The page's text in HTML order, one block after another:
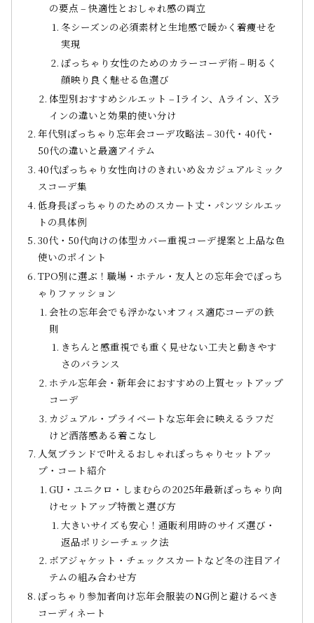
の要点 – 快適性とおしゃれ感の両立
冬シーズンの必須素材と生地感で暖かく着痩せを
実現
ぽっちゃり女性のためのカラーコーデ術 – 明るく
顔映り良く魅せる色選び
体型別おすすめシルエット – Iライン、Aライン、Xラ
インの違いと効果的使い分け
年代別ぽっちゃり忘年会コーデ攻略法 – 30代・40代・
50代の違いと最適アイテム
40代ぽっちゃり女性向けのきれいめ＆カジュアルミック
スコーデ集
低身長ぽっちゃりのためのスカート丈・パンツシルエッ
トの具体例
30代・50代向けの体型カバー重視コーデ提案と上品な色
使いのポイント
TPO別に選ぶ！職場・ホテル・友人との忘年会でぽっち
ゃりファッション
会社の忘年会でも浮かないオフィス適応コーデの鉄
則
きちんと感重視でも重く見せない工夫と動きやす
さのバランス
ホテル忘年会・新年会におすすめの上質セットアップ
コーデ
カジュアル・プライベートな忘年会に映えるラフだ
けど洒落感ある着こなし
人気ブランドで叶えるおしゃれぽっちゃりセットアッ
プ・コート紹介
GU・ユニクロ・しまむらの2025年最新ぽっちゃり向
けセットアップ特徴と選び方
大きいサイズも安心！通販利用時のサイズ選び・
返品ポリシーチェック法
ボアジャケット・チェックスカートなど冬の注目アイ
テムの組み合わせ方
ぽっちゃり参加者向け忘年会服装のNG例と避けるべき
コーディネート